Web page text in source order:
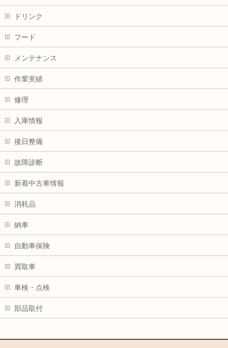
ドリンク
フード
メンテナンス
作業実績
修理
入庫情報
後日整備
故障診断
新着中古車情報
消耗品
納車
自動車保険
買取車
車検・点検
部品取付